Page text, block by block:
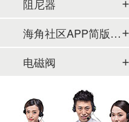
阻尼器
海角社区APP简版下载及管件
电磁阀